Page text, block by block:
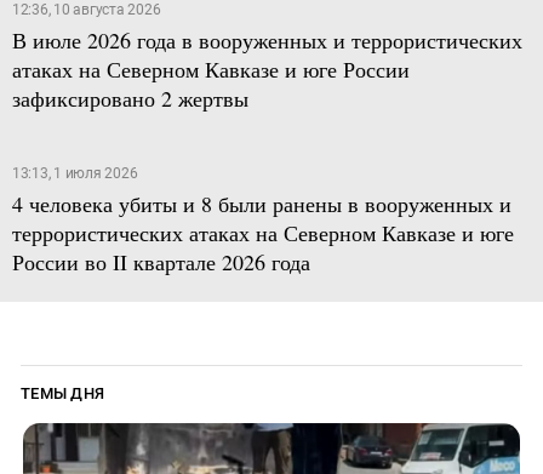
12:36, 10 августа 2026
В июле 2026 года в вооруженных и террористических
атаках на Северном Кавказе и юге России
зафиксировано 2 жертвы
13:13, 1 июля 2026
4 человека убиты и 8 были ранены в вооруженных и
террористических атаках на Северном Кавказе и юге
России во II квартале 2026 года
ТЕМЫ ДНЯ